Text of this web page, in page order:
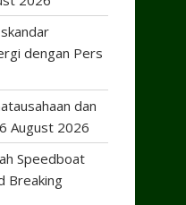
dengan Pers
dan
6 August 2026
Speedboat
Breaking